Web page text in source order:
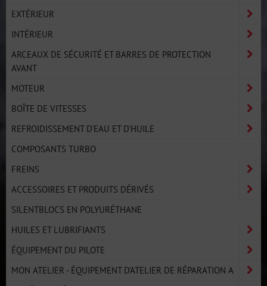
EXTÉRIEUR
INTÉRIEUR
ARCEAUX DE SÉCURITÉ ET BARRES DE PROTECTION
AVANT
MOTEUR
BOÎTE DE VITESSES
REFROIDISSEMENT D'EAU ET D'HUILE
COMPOSANTS TURBO
FREINS
ACCESSOIRES ET PRODUITS DÉRIVÉS
SILENTBLOCS EN POLYURÉTHANE
HUILES ET LUBRIFIANTS
ÉQUIPEMENT DU PILOTE
MON ATELIER - ÉQUIPEMENT D'ATELIER DE RÉPARATION A